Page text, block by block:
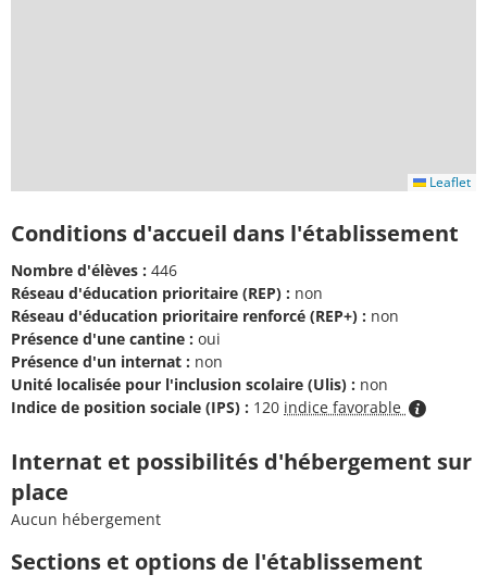
Leaflet
Conditions d'accueil dans l'établissement
Nombre d'élèves : 446
Réseau d'éducation prioritaire (REP) : non
Réseau d'éducation prioritaire renforcé (REP+) : non
Présence d'une cantine : oui
Présence d'un internat : non
Unité localisée pour l'inclusion scolaire (Ulis) : non
Indice de position sociale (IPS) : 120 indice favorable
Internat et possibilités d'hébergement sur
place
Aucun hébergement
Sections et options de l'établissement